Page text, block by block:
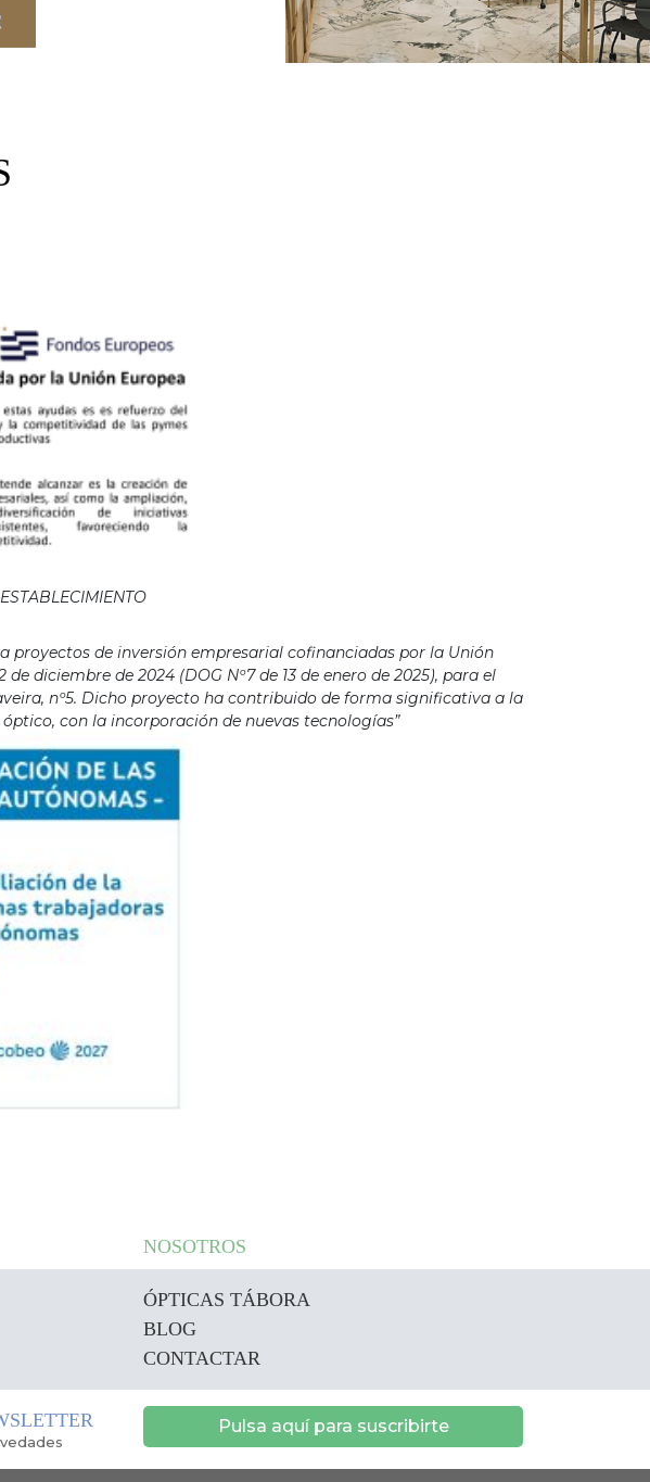
proyectos de inversión empresarial cofinanciadas por la Unión
diciembre de 2024 (DOG Nº7 de 13 de enero de 2025), para el
nº5. Dicho proyecto ha contribuido de forma significativa a la
con la incorporación de nuevas tecnologías”
NOSOTROS
ÓPTICAS TÁBORA
BLOG
CONTACTAR
Pulsa aquí para suscribirte